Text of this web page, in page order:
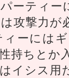
ーティー
攻撃力が
ーには
持ちとか
イシス用